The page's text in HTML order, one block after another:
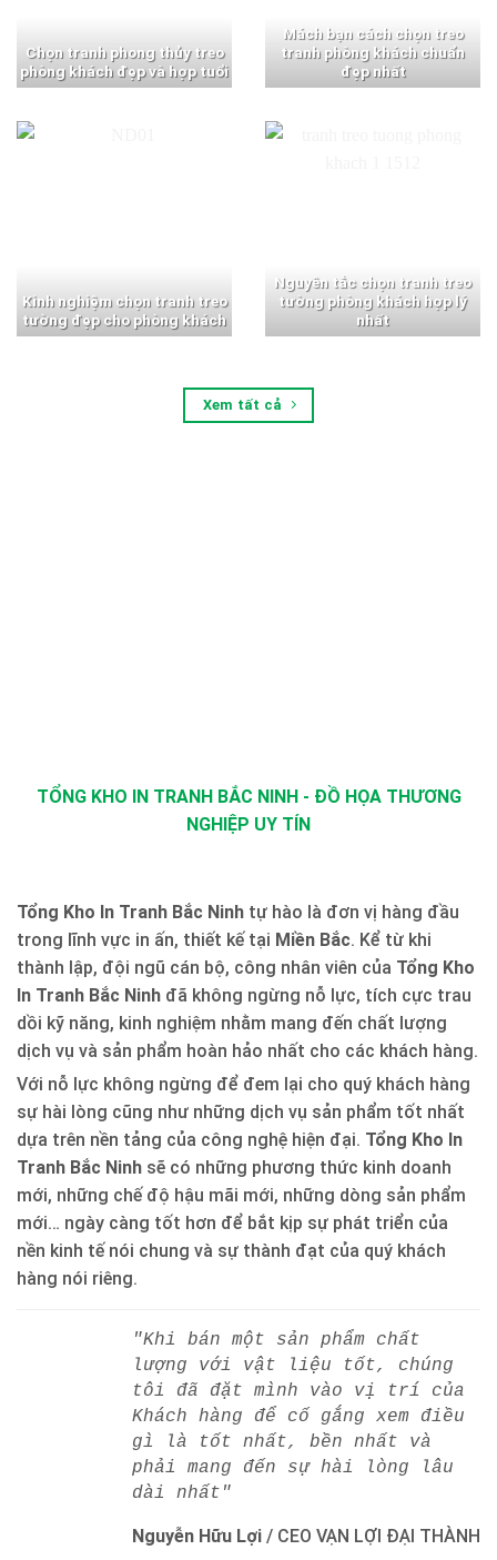
Chọn tranh phong thủy treo
phòng khách đẹp và hợp tuổi
Mách bạn cách chọn treo
tranh phòng khách chuẩn
đẹp nhất
Kinh nghiệm chọn tranh treo
tường đẹp cho phòng khách
Nguyên tắc chọn tranh treo
tường phòng khách hợp lý
nhất
Xem tất cả
TỔNG KHO IN TRANH BẮC NINH - ĐỒ HỌA THƯƠNG
NGHIỆP UY TÍN
Tổng Kho In Tranh Bắc Ninh tự hào là đơn vị hàng đầu
trong lĩnh vực in ấn, thiết kế tại Miền Bắc. Kể từ khi
thành lập, đội ngũ cán bộ, công nhân viên của Tổng Kho
In Tranh Bắc Ninh đã không ngừng nỗ lực, tích cực trau
dồi kỹ năng, kinh nghiệm nhằm mang đến chất lượng
dịch vụ và sản phẩm hoàn hảo nhất cho các khách hàng.
Với nỗ lực không ngừng để đem lại cho quý khách hàng
sự hài lòng cũng như những dịch vụ sản phẩm tốt nhất
dựa trên nền tảng của công nghệ hiện đại. Tổng Kho In
Tranh Bắc Ninh sẽ có những phương thức kinh doanh
mới, những chế độ hậu mãi mới, những dòng sản phẩm
mới… ngày càng tốt hơn để bắt kịp sự phát triển của
nền kinh tế nói chung và sự thành đạt của quý khách
hàng nói riêng.
"Khi bán một sản phẩm chất
lượng với vật liệu tốt, chúng
tôi đã đặt mình vào vị trí của
Khách hàng để cố gắng xem điều
gì là tốt nhất, bền nhất và
phải mang đến sự hài lòng lâu
dài nhất"
Nguyễn Hữu Lợi / CEO VẠN LỢI ĐẠI THÀNH